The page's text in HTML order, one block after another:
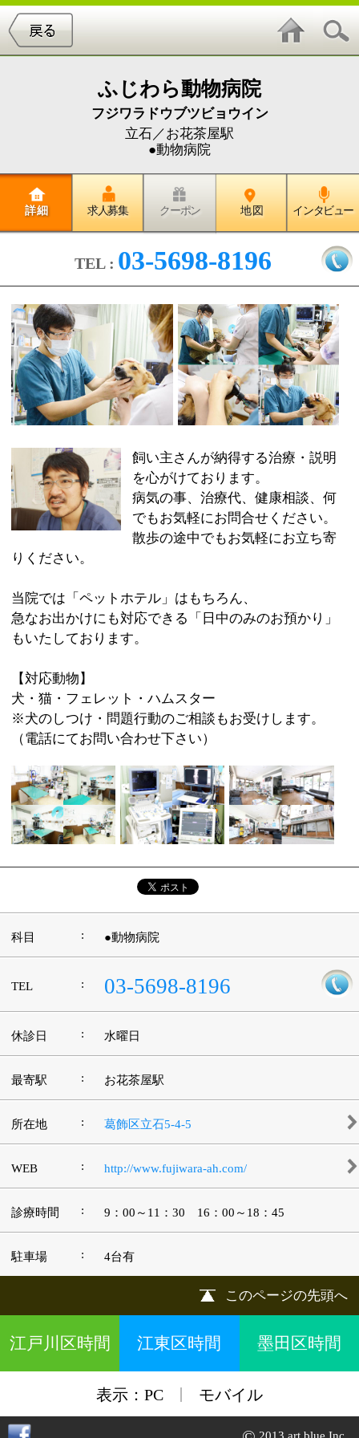
フジワラドウブツビョウイン
立石／お花茶屋駅
●動物病院
地 図 インタビュー
03-5698-8196
飼い主さんが納得する治療・説明
を心がけております。
病気の事、治療代、健康相談、何
でもお気軽にお問合せください。
散歩の途中でもお気軽にお立ち寄
りください。
当院では「ペットホテル」はもちろん、
もいたしております。
【対応動物】
犬・猫・フェレット・ハムスター
※犬のしつけ・問題行動のご相談もお受けします。
（電話にてお問い合わせ下さい）
科目 ●動物病院
TEL : 03-5698-8196
休診日 : 水曜日
最寄駅 : お花茶屋駅
所在地 : 葛飾区立石5-4-5
WEB : http://www.fujiwara-ah.com/
診療時間 9：00～11：30 16：00～18：45
江戸川区時間 江東区時間 墨田区時間
PC|モバイル